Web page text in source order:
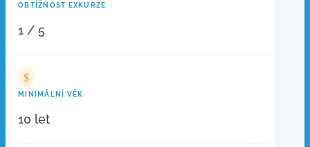
OBTÍŽNOST EXKURZE
1 / 5
$
MINIMÁLNÍ VĚK
10 let